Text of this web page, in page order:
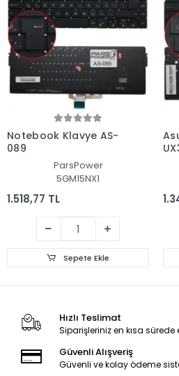
Notebook Klavye AS-
089
ParsPower
5GM15NX1
1.518,77 TL
Sepete Ekle
Hızlı Teslimat
Siparişleriniz en kısa sürede
Güvenli Alışveriş
Güvenli ve kolay ödeme